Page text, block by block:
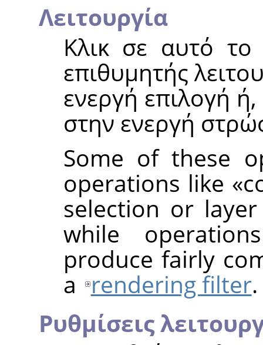
Λειτουργία
Κλικ σε αυτό το
επιθυμητής
ενεργή επιλογή
στην ενεργή
Some of these
operations like «
selection or
while
produce fairly
a rendering filter.
Ρυθμίσεις